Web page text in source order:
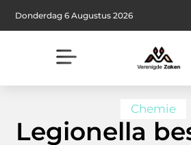
Donderdag 6 Augustus 2026
Chemie
Legionella